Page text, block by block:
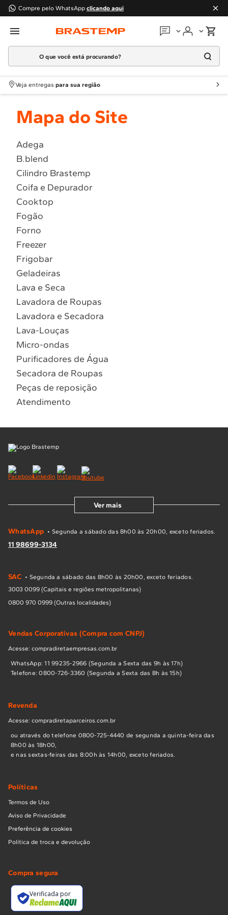
Compre pelo WhatsApp clicando aqui
Em que podemos
Atendimento Brastemp
Localizar assistência técnica
O que você está procurando?
Termos mais buscados
1º Geladeira
2
Fogao
4 º Lava Louça
5 º Cooktop
6º Microondas Brastemp
7º Forno
8º Embutir
9º Lava Seca
Veja entregas para sua região
Mapa do Site
Adega
B.blend
Cilindro Brastemp
Coifa e Depurador
Cooktop
Fogão
Forno
Freezer
Frigobar
Geladeiras
Lava e Seca
Lavadora de Roupas
Lavadora e Secadora
Lava-Louças
Micro-ondas
Purificadores de Água
Secadora de Roupas
Peças de reposição
Atendimento
Ver mais
WhatsApp • Segunda a sábado das 8h00 às 20h00, exceto feriados.
11 98699-3134
SAC • Segunda a sábado das 8h00 às 20h00, exceto feriados.
3003 0099 (Capitais e regiões metropolitanas)
0800 970 0999 (Outras localidades)
Vendas Corporativas (Compra com CNPJ)
Acesse: compradiretaempresas.com.br
WhatsApp: 11 99235-2966 (Segunda a Sexta das 9h às 17h)
Telefone: 0800-726-3360 (Segunda a Sexta das 8h às 15h)
Revenda
Acesse: compradiretaparceiros.com.br
ou através do telefone 0800-725-4440 de segunda a quinta-feira das
8h00 às 18h00,
e nas sextas-feiras das 8:00h às 14h00, exceto feriados.
Políticas
Termos de Uso
Aviso de Privacidade
Preferência de cookies
Política de troca e devolução
Compra segura
Verificada por